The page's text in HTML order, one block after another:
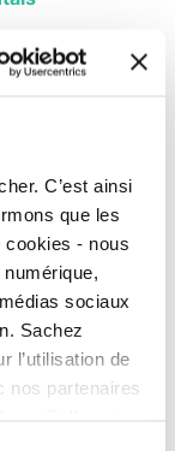
C’est ainsi
que les
- nous
sociaux
Sachez
l’utilisation de
nos partenaires